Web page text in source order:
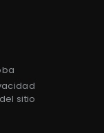
sitio